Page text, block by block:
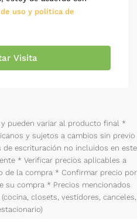
uso y política de
Visita
pueden variar al producto final *
y sujetos a cambios sin previo
de escrituración no incluidos en este
* Verificar precios aplicables a
de la compra * Confirmar precio por
su compra * Precios mencionados
closets, vestidores, canceles,